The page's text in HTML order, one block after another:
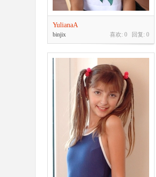
YulianaA
喜欢: 0 回复: 0
binjix